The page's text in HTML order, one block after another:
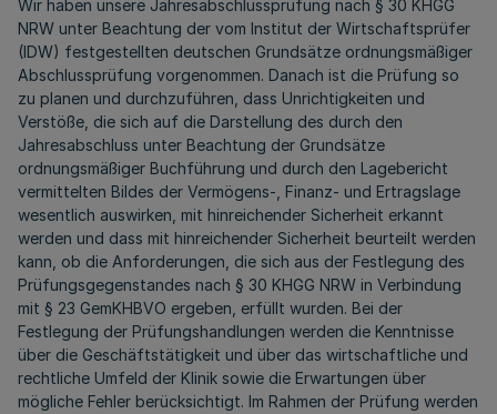
Wir haben unsere Jahresabschlussprüfung nach § 30 KHGG
NRW unter Beachtung der vom Institut der Wirtschaftsprüfer
(IDW) festgestellten deutschen Grundsätze ordnungsmäßiger
Abschlussprüfung vorgenommen. Danach ist die Prüfung so
zu planen und durchzuführen, dass Unrichtigkeiten und
Verstöße, die sich auf die Darstellung des durch den
Jahresabschluss unter Beachtung der Grundsätze
ordnungsmäßiger Buchführung und durch den Lagebericht
vermittelten Bildes der Vermögens-, Finanz- und Ertragslage
wesentlich auswirken, mit hinreichender Sicherheit erkannt
werden und dass mit hinreichender Sicherheit beurteilt werden
kann, ob die Anforderungen, die sich aus der Festlegung des
Prüfungsgegenstandes nach § 30 KHGG NRW in Verbindung
mit § 23 GemKHBVO ergeben, erfüllt wurden. Bei der
Festlegung der Prüfungshandlungen werden die Kenntnisse
über die Geschäftstätigkeit und über das wirtschaftliche und
rechtliche Umfeld der Klinik sowie die Erwartungen über
mögliche Fehler berücksichtigt. Im Rahmen der Prüfung werden